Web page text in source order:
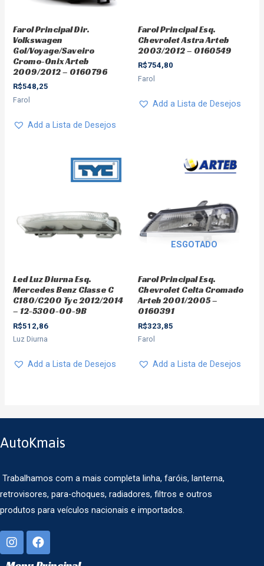
Farol Principal Dir.
Volkswagen
Gol/Voyage/Saveiro
Cromo-Onix Arteb
2009/2012 – 0160796
R$548,25
Farol
Add a Lista de Desejos
Farol Principal Esq.
Chevrolet Astra Arteb
2003/2012 – 0160549
R$754,80
Farol
Add a Lista de Desejos
Led Luz Diurna Esq.
Mercedes Benz Classe C
C180/C200 Tyc 2012/2014
– 12-5300-00-9B
R$512,86
Luz Diurna
Add a Lista de Desejos
ESGOTADO
Farol Principal Esq.
Chevrolet Celta Cromado
Arteb 2001/2005 –
0160391
R$323,85
Farol
Add a Lista de Desejos
AutoKmais
Trabalhamos com a mais completa linha, faróis, lanterna,
retrovisores, para-choques, radiadores, filtros e outros
produtos para veículos nacionais e importados.